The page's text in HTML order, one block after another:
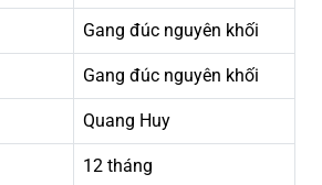
Gang đúc nguyên khối
Gang đúc nguyên khối
Quang Huy
12 tháng